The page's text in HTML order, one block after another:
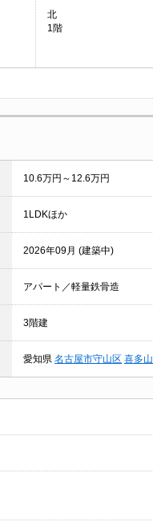
北
1階
10.6万円～12.6万円
1LDKほか
2026年09月 (建築中)
アパート／軽量鉄骨造
3階建
愛知県 名古屋市守山区 喜多山